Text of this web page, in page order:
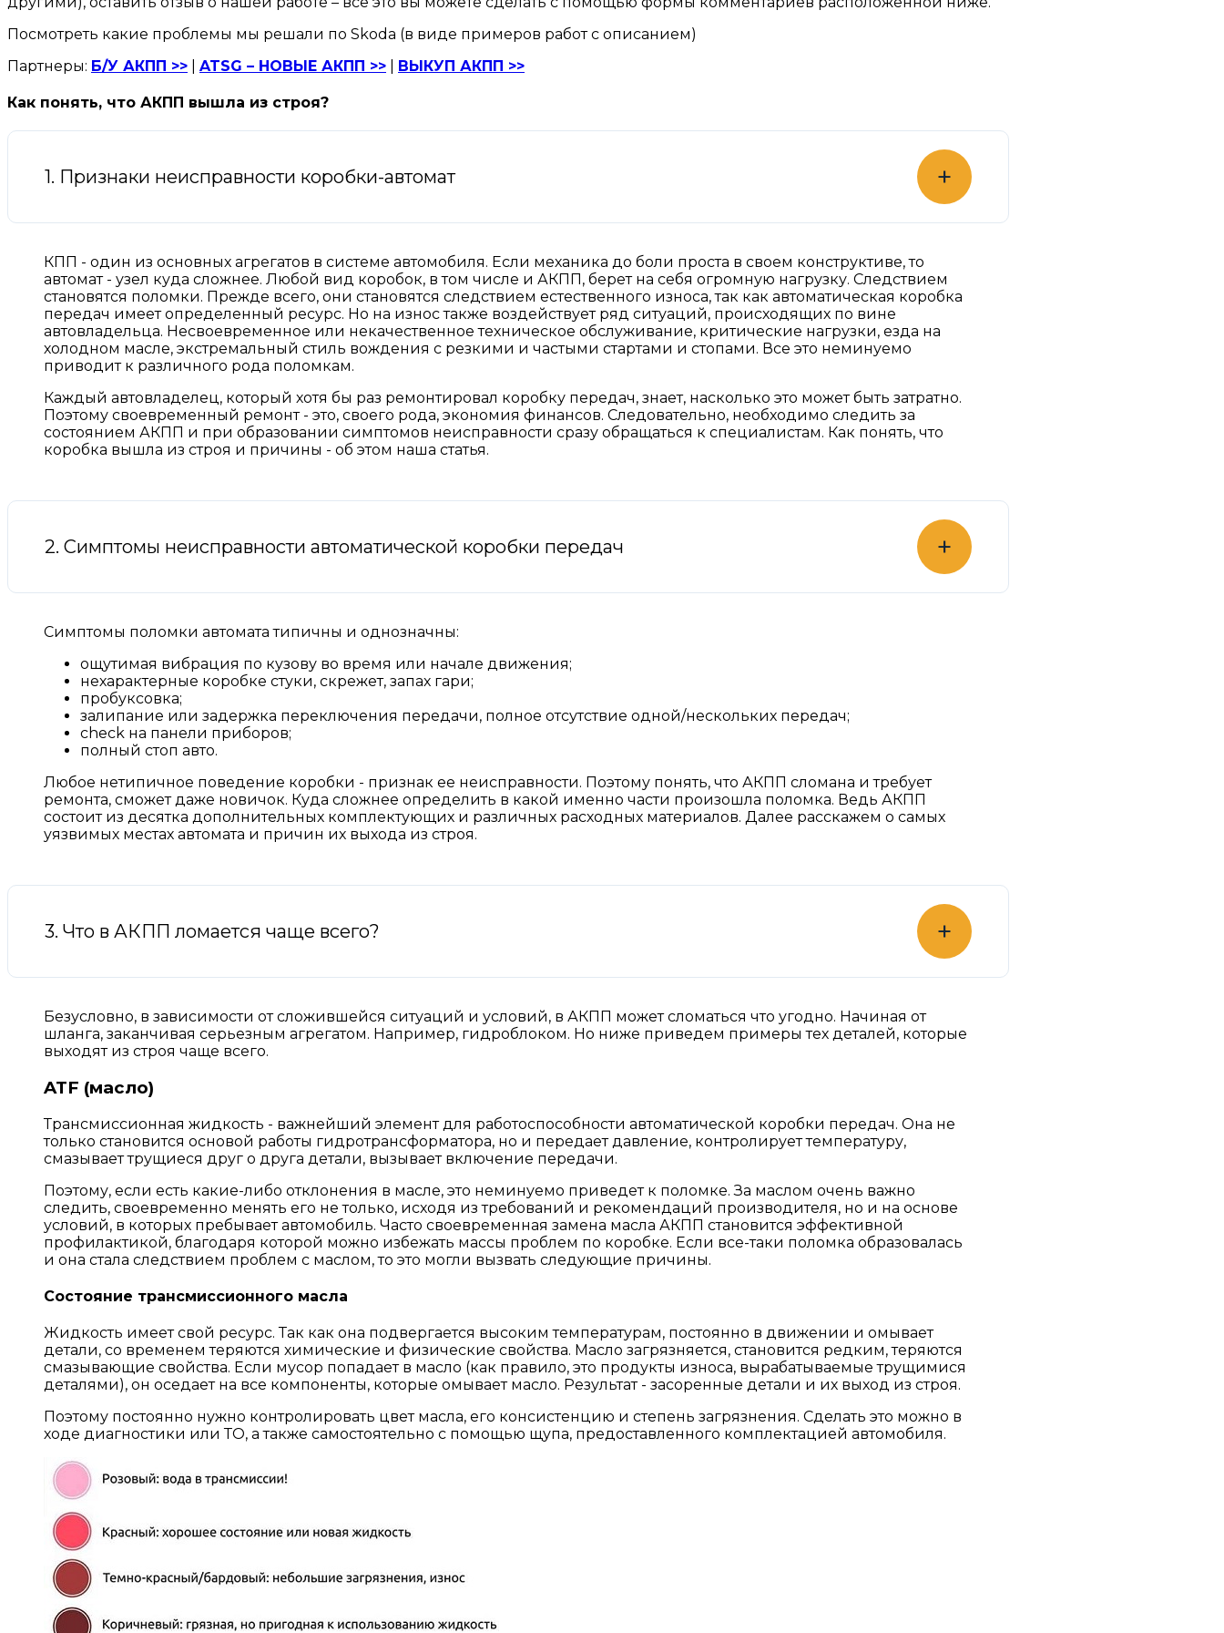
Посмотреть какие проблемы мы решали по Skoda (в виде примеров работ с описанием)
Партнеры: Б/У АКПП >> ATSG – НОВЫЕ АКПП >> ВЫКУП АКПП >>
Как понять, что АКПП вышла из строя?
1. Признаки неисправности коробки-автомат +
КПП - один из основных агрегатов в системе автомобиля. Если механика до боли проста в своем конструктиве, то
автомат - узел куда сложнее. Любой вид коробок, в том числе и АКПП, берет на себя огромную нагрузку. Следствием
становятся поломки. Прежде всего, они становятся следствием естественного износа, так как автоматическая коробка
передач имеет определенный ресурс. Но на износ также воздействует ряд ситуаций, происходящих по вине
автовладельца. Несвоевременное или некачественное техническое обслуживание, критические нагрузки, езда на
холодном масле, экстремальный стиль вождения с резкими и частыми стартами и стопами. Все это неминуемо
приводит к различного рода поломкам.
Каждый автовладелец, который хотя бы раз ремонтировал коробку передач, знает, насколько это может быть затратно.
Поэтому своевременный ремонт - это, своего рода, экономия финансов. Следовательно, необходимо следить за
состоянием АКПП и при образовании симптомов неисправности сразу обращаться к специалистам. Как понять, что
коробка вышла из строя и причины - об этом наша статья.
2. Симптомы неисправности автоматической коробки передач +
Симптомы поломки автомата типичны и однозначны:
ощутимая вибрация по кузову во время или начале движения;
нехарактерные коробке стуки, скрежет, запах гари;
пробуксовка;
залипание или задержка переключения передачи, полное отсутствие одной/нескольких передач;
check на панели приборов;
полный стоп авто.
Любое нетипичное поведение коробки - признак ее неисправности. Поэтому понять, что АКПП сломана и требует
ремонта, сможет даже новичок. Куда сложнее определить в какой именно части произошла поломка. Ведь АКПП
состоит из десятка дополнительных комплектующих и различных расходных материалов. Далее расскажем о самых
уязвимых местах автомата и причин их выхода из строя.
3. Что в АКПП ломается чаще всего? +
Безусловно, в зависимости от сложившейся ситуаций и условий, в АКПП может сломаться что угодно. Начиная от
шланга, заканчивая серьезным агрегатом. Например, гидроблоком. Но ниже приведем примеры тех деталей, которые
выходят из строя чаще всего.
ATF (масло)
Трансмиссионная жидкость - важнейший элемент для работоспособности автоматической коробки передач. Она не
только становится основой работы гидротрансформатора, но и передает давление, контролирует температуру,
смазывает трущиеся друг о друга детали, вызывает включение передачи.
Поэтому, если есть какие-либо отклонения в масле, это неминуемо приведет к поломке. За маслом очень важно
следить, своевременно менять его не только, исходя из требований и рекомендаций производителя, но и на основе
условий, в которых пребывает автомобиль. Часто своевременная замена масла АКПП становится эффективной
профилактикой, благодаря которой можно избежать массы проблем по коробке. Если все-таки поломка образовалась
и она стала следствием проблем с маслом, то это могли вызвать следующие причины.
Состояние трансмиссионного масла
Жидкость имеет свой ресурс. Так как она подвергается высоким температурам, постоянно в движении и омывает
детали, со временем теряются химические и физические свойства. Масло загрязняется, становится редким, теряются
смазывающие свойства. Если мусор попадает в масло (как правило, это продукты износа, вырабатываемые трущимися
деталями), он оседает на все компоненты, которые омывает масло. Результат - засоренные детали и их выход из строя.
Поэтому постоянно нужно контролировать цвет масла, его консистенцию и степень загрязнения. Сделать это можно в
ходе диагностики или ТО, а также самостоятельно с помощью щупа, предоставленного комплектацией автомобиля.